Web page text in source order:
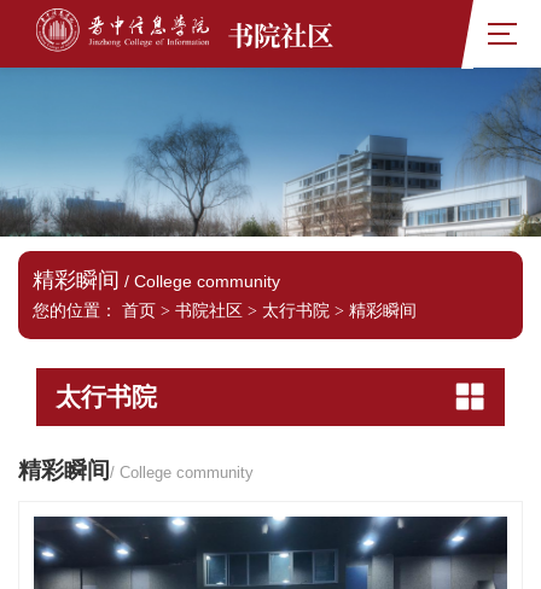
书院社区
精彩瞬间 / College community
您的位置：
首页 > 书院社区 > 太行书院 > 精彩瞬间
太行书院
精彩瞬间/ College community